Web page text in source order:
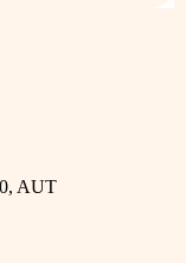
AUT